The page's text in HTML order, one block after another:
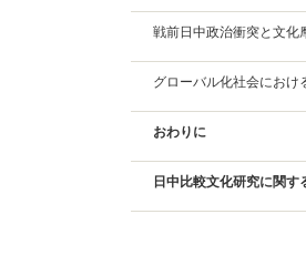
戦前日中政治衝突と文
グローバル化社会にお
おわりに
日中比較文化研究に関